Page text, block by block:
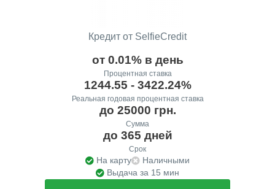
Кредит от SelfieCredit
от 0.01% в день
Процентная ставка
1244.55 - 3422.24%
Реальная годовая процентная ставка
до 25000 грн.
Сумма
до 365 дней
Срок
На карту
Наличными
Выдача за 15 мин